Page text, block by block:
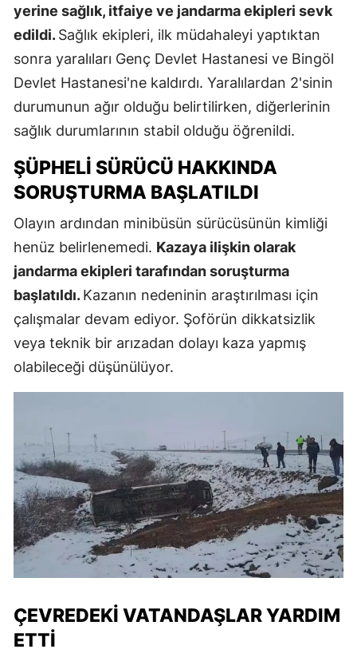
yerine sağlık, itfaiye ve jandarma ekipleri sevk
edildi.Sağlık ekipleri, ilk müdahaleyi yaptıktan
sonra yaralıları Genç Devlet Hastanesi ve Bingöl
Devlet Hastanesi'ne kaldırdı. Yaralılardan 2'sinin
durumunun ağır olduğu belirtilirken, diğerlerinin
sağlık durumlarının stabil olduğu öğrenildi.
ŞÜPHELI SÜRÜCÜ HAKKINDA
SORUŞTURMA BAŞLATILDI
Olayın ardından minibüsün sürücüsünün kimliği
henüz belirlenemedi. Kazaya ilişkin olarak
jandarma ekipleri tarafından soruşturma
başlatıldı.Kazanın nedeninin araştırılması için
çalışmalar devam ediyor. Şoförün dikkatsizlik
veya teknik bir arızadan dolayı kaza yapmış
olabileceği düşünülüyor.
ÇEVREDEKI VATANDAŞLAR YARDIM
ETTI